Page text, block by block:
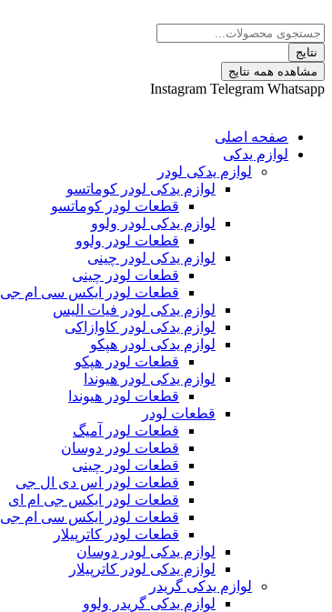
به
محتوا
Search
...نتایج
مشاهده همه نتایج
Instagram Telegram Whatsapp
صفحه اصلی
لوازم یدکی
لوازم یدکی لودر
لوازم یدکی لودر کوماتسو
قطعات لودر کوماتسو
لوازم یدکی لودر ولوو
قطعات لودر ولوو
لوازم یدکی لودر چینی
قطعات لودر چینی
قطعات لودر ایکس سی ام جی xcmg
لوازم یدکی لودر فیات الیس
لوازم یدکی لودر کاوازاکی
لوازم یدکی لودر هپکو
قطعات لودر هپکو
لوازم یدکی لودر هیوندا
قطعات لودر هیوندا
قطعات لودر
قطعات لودر آمیگ
قطعات لودر دوسان
قطعات لودر چینی
قطعات لودر اس دی ال جی
قطعات لودر ایکس جی ام ای
قطعات لودر ایکس سی ام جی xcmg
قطعات لودر کاترپیلار
لوازم یدکی لودر دوسان
لوازم یدکی لودر کاترپیلار
لوازم یدکی گریدر
لوازم یدکی گریدر ولوو